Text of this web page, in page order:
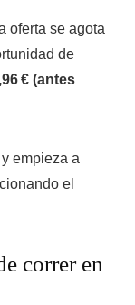
oferta se agota
de
€ (antes
y empieza a
el
correr en